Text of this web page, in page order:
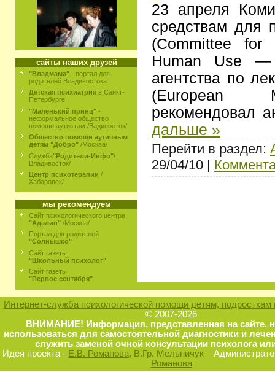
сайты наших друзей
"Владмама" - портал для
родителей Владивостока
Детская психиатрия в Санкт-
Петербурге
"Маленький принц" -
неформальное общество
помощи аутистам /Вадивосток/
Общество помощи аутичным
детям "Добро" /Москва/
Служба"Родители-Инфо"/
Владивосток/
Центр психотерапии /
Хабаровск/
мы рекомендуем
Сайт психологического центра
"Адалин" /Москва/
Портал для родителей
"Солнышко"
Сайт газеты
"Школьный психолог"
Сайт газеты
"Первое сентября"
23 апреля
средствам для
(Committee for
Human Use —
агентства по
(European
рекомендовал
дальше »
Перейти в раздел:
29/04/10 |
Интернет-служба психологической помощи детям, подросткам
© 2007-2026
ВНИМАНИЕ! Информация, представленная на сайте,
использоваться для самостоятельной диагностики и
служить заменой очной консультации психолога
Идея проекта - Е.В. Романова, В.Гр. Мельничук
Романова